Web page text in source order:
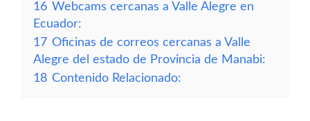
16 Webcams cercanas a Valle Alegre en
Ecuador:
17 Oficinas de correos cercanas a Valle
Alegre del estado de Provincia de Manabi:
18 Contenido Relacionado: